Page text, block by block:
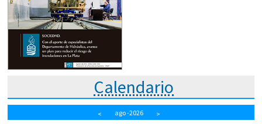
Calendario
< ago-2026 >